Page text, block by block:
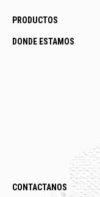
PRODUCTOS
DONDE ESTAMOS
CONTACTANOS